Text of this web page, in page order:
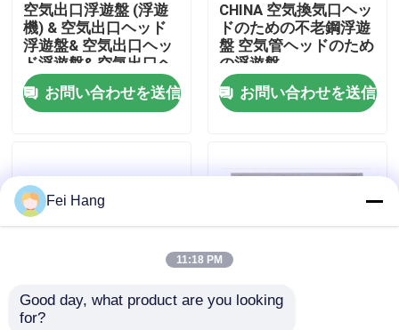
品質管理
お問い合わせ
マリンエアベントヘッド
マリン缶浄水フィルター
海洋の海水のこし器
空気出口浮遊盤 (浮遊
機) & 空気出口ヘッド
浮遊盤& 空気出口ヘッ
ド浮遊盤& 空気出口ヘ
ッド浮遊盤
お問い合わせを送信
CHINA 空気換気口ヘッ
ドのための不老鋼浮遊
盤 空気管ヘッドのため
の浮遊盤
お問い合わせを送信
海上用エアヘッド用 浮
Fei Hang
11:18 PM
Good day, what product are you looking
for?